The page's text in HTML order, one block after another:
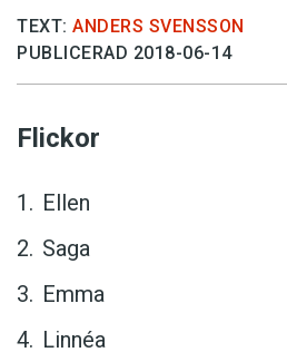
TEXT: ANDERS SVENSSON
PUBLICERAD 2018-06-14
Flickor
Ellen
Saga
Emma
Linnéa